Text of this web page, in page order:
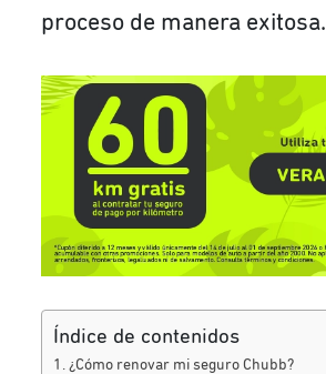
proceso de manera exitosa.
Índice de contenidos
¿Cómo renovar mi seguro Chubb?